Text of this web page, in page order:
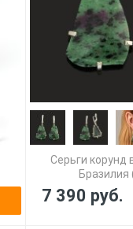
Серьги корунд
Бразилия
7 390 руб.